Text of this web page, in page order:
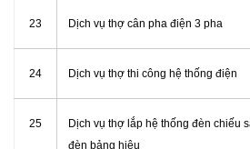
23 Dịch vụ thợ cân pha điện 3 pha
24 Dịch vụ thợ thi công hệ thống điện
25
Dịch vụ thợ lắp hệ thống đèn chiếu
đèn bảng hiệu